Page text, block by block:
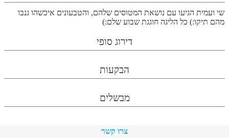
שי ועמית הגיעו עם נושאת המטוסים שלהם, והטבעונים איכשהו גנבו
מהם תיקו:) כל הליגה חוגגת שבוע שלם:)
דירוג סופי
הבקעות
מבשלים
צרו קשר